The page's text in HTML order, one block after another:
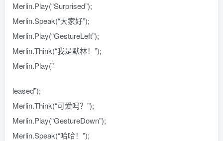
Merlin.Play(“Surprised”);
Merlin.Speak(“大家好”);
Merlin.Play(“GestureLeft”);
Merlin.Think(“我是默林！”);
Merlin.Play(”
leased”);
Merlin.Think(“可爱吗？”);
Merlin.Play(“GestureDown”);
Merlin.Speak(“哈哈！”);